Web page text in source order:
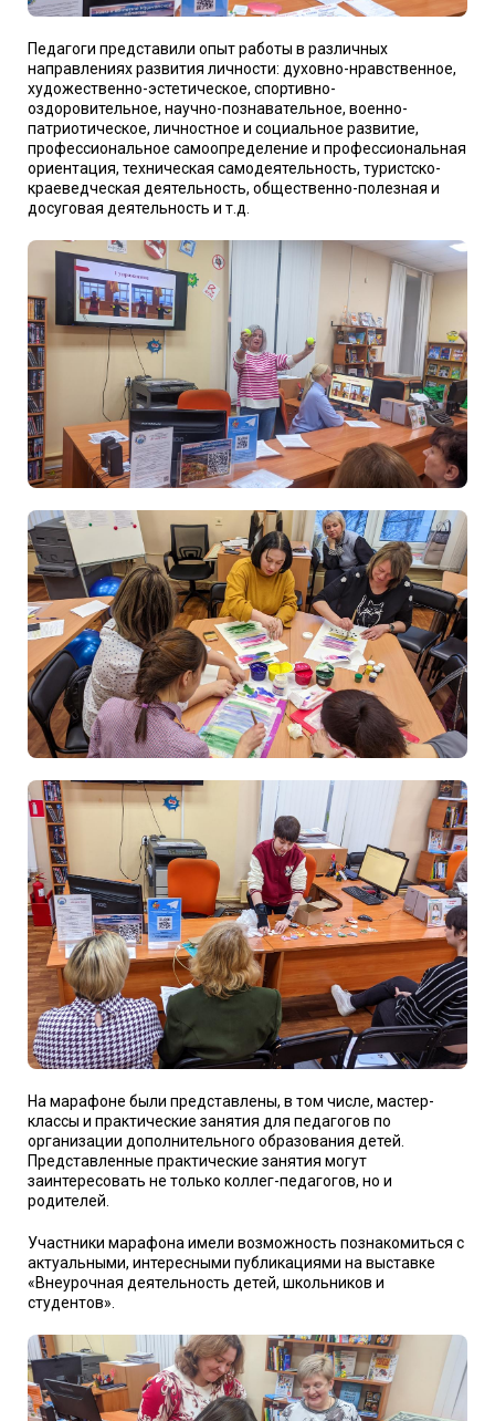
Педагоги представили опыт работы в различных
направлениях развития личности: духовно-нравственное,
художественно-эстетическое, спортивно-
оздоровительное, научно-познавательное, военно-
патриотическое, личностное и социальное развитие,
профессиональное самоопределение и профессиональная
ориентация, техническая самодеятельность, туристско-
краеведческая деятельность, общественно-полезная и
досуговая деятельность и т.д.
На марафоне были представлены, в том числе, мастер-
классы и практические занятия для педагогов по
организации дополнительного образования детей.
Представленные практические занятия могут
заинтересовать не только коллег-педагогов, но и
родителей.
Участники марафона имели возможность познакомиться с
актуальными, интересными публикациями на выставке
«Внеурочная деятельность детей, школьников и
студентов».